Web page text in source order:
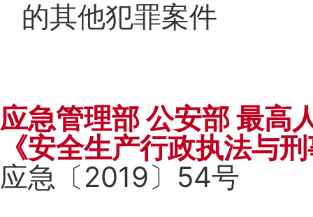
的其他犯罪案件
应急管理部 公安部 最高
《安全生产行政执法与
应急〔2019〕54号